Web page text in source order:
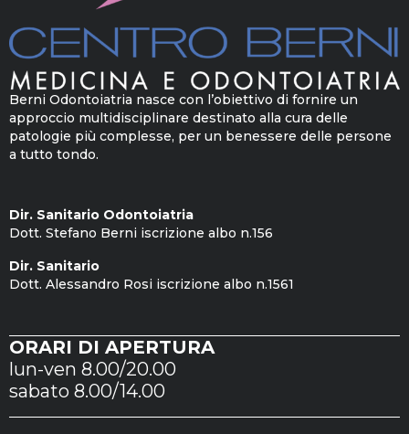
Berni Odontoiatria nasce con l’obiettivo di fornire un
approccio multidisciplinare destinato alla cura delle
patologie più complesse, per un benessere delle persone
a tutto tondo.
Dir. Sanitario Odontoiatria
Dott. Stefano Berni iscrizione albo n.156
Dir. Sanitario
Dott. Alessandro Rosi iscrizione albo n.1561
ORARI DI APERTURA
lun-ven 8.00/20.00
sabato 8.00/14.00